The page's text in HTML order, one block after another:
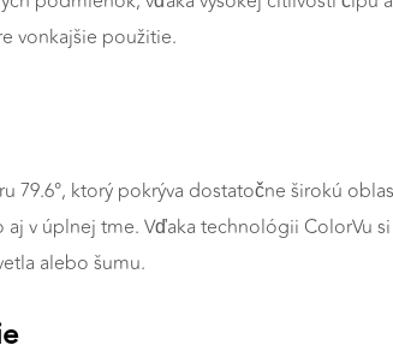
vonkajšie použitie.
79.6°, ktorý pokrýva dostatočne širokú
v úplnej tme. Vďaka technológii ColorVu
alebo šumu.